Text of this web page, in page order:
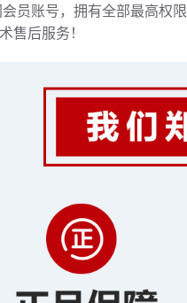
员账号，拥有全部最高权
售后服务！